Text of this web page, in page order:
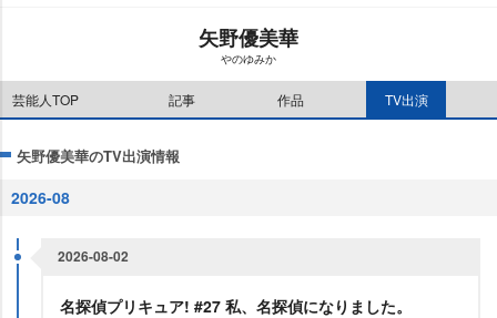
矢野優美華
のゆみか
芸能人TOP 記事 作品 TV出演
矢野優美華のTV出演情報
2026-08
2026-08-02
名探偵プリキュア! #27 私、名探偵になりました。